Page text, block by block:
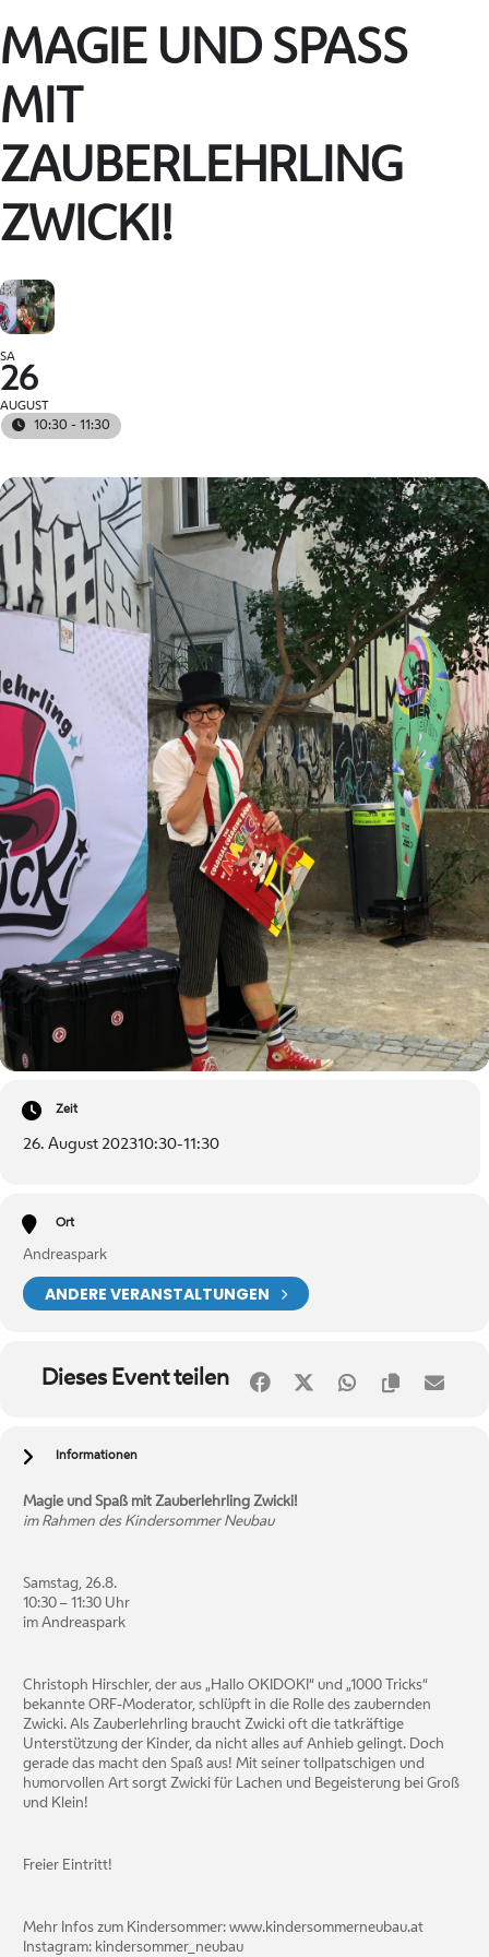
MAGIE UND SPASS M
IT Z
AUBERLEHRLING Z
WICKI!
SA
26
AUGUST
10:30 - 11:30
Zeit
26. August 202310:30-11:30
Ort
Andreaspark
ANDERE VERANSTALTUNGEN
Dieses Event teilen
Informationen
Magie und Spaß mit Zauberlehrling Zwicki!
im Rahmen des Kindersommer Neubau
Samstag, 26.8.
10:30 – 11:30 Uhr
im Andreaspark
Christoph Hirschler, der aus „Hallo OKIDOKI“ und „1000 Tricks“
bekannte ORF-Moderator, schlüpft in die Rolle des zaubernden
Zwicki. Als Zauberlehrling braucht Zwicki oft die tatkräftige
Unterstützung der Kinder, da nicht alles auf Anhieb gelingt. Doch
gerade das macht den Spaß aus! Mit seiner tollpatschigen und
humorvollen Art sorgt Zwicki für Lachen und Begeisterung bei Groß
und Klein!
Freier Eintritt!
Mehr Infos zum Kindersommer: www.kindersommerneubau.at
Instagram: kindersommer_neubau